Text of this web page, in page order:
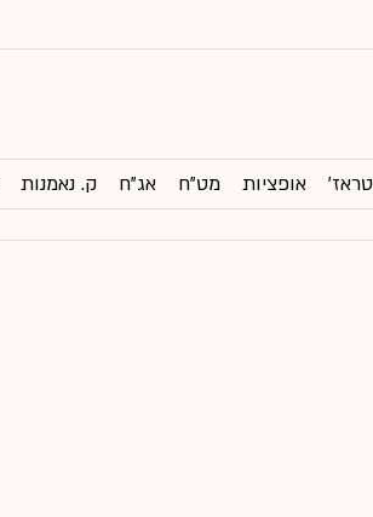
אופציות מט"ח אג"ח ק. נאמנות